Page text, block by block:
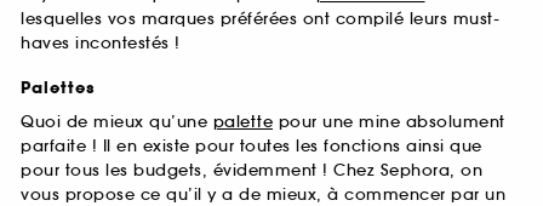
lesquelles vos marques préférées ont compilé leurs must-
haves incontestés !
Palettes
Quoi de mieux qu’une palette pour une mine absolument
parfaite ! Il en existe pour toutes les fonctions ainsi que
pour tous les budgets, évidemment ! Chez Sephora, on
vous propose ce qu’il y a de mieux, à commencer par un